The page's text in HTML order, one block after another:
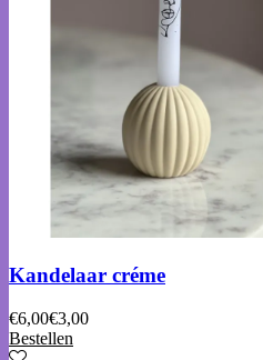
Kandelaar créme
€6,00€3,00
Bestellen